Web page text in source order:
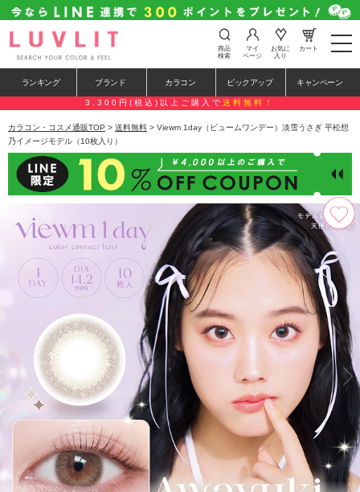
t
o
e
n
a
a
i
o
n
商品
検索
マイ
ページ
お気に
入り
カート
ランキング ブランド カラコン ピックアップ キャンペーン
3,300円(税込)以上ご購入で 送料無料！
カラコン・コスメ通販TOP > 送料無料 > Viewm 1day（ビュームワンデー）淡雪うさぎ 平松想
乃イメージモデル（10枚入り）